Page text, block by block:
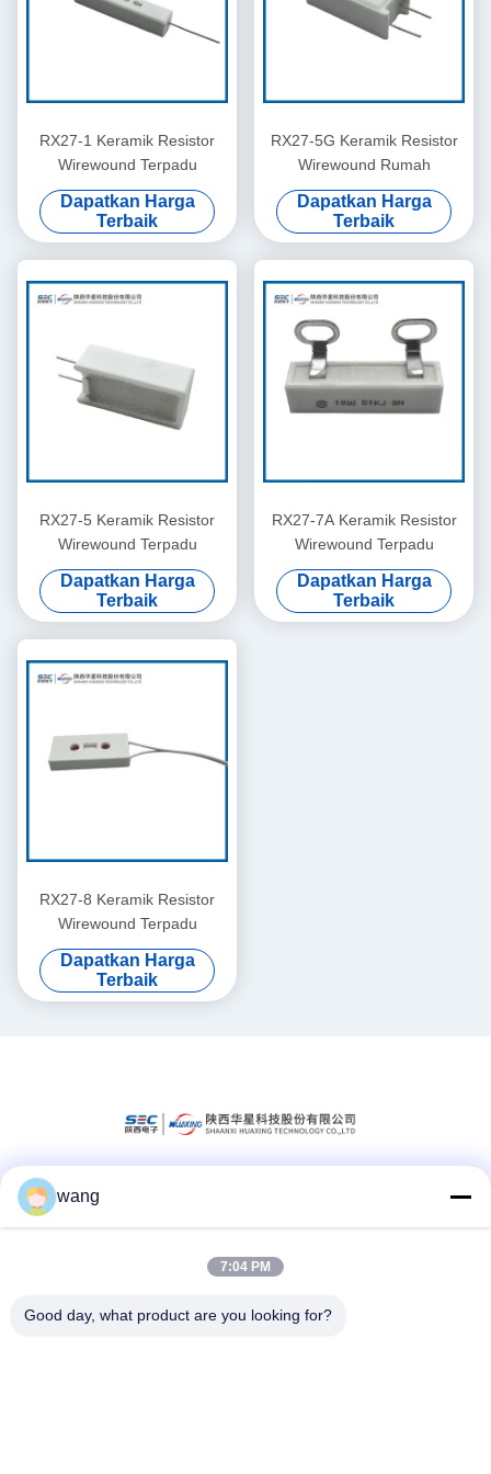
RX27-1 Keramik Resistor
Wirewound Terpadu
Dapatkan Harga
Terbaik
RX27-5G Keramik Resistor
Wirewound Rumah
Dapatkan Harga
Terbaik
RX27-5 Keramik Resistor
Wirewound Terpadu
Dapatkan Harga
Terbaik
RX27-7A Keramik Resistor
Wirewound Terpadu
Dapatkan Harga
Terbaik
RX27-8 Keramik Resistor
Wirewound Terpadu
Dapatkan Harga
Terbaik
wang
7:04 PM
Good day, what product are you looking for?